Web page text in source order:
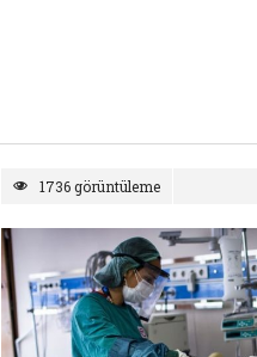
1736 görüntüleme